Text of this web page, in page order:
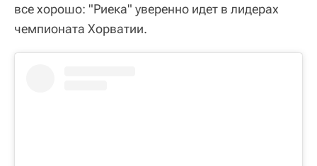
все хорошо: "Риека" уверенно идет в лидерах
чемпионата Хорватии.